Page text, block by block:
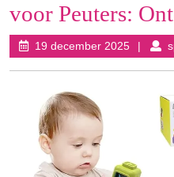
voor Peuters:
19 december 202519